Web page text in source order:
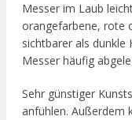
Messer im Laub
orangefarbene, rote
sichtbarer als dunkle
Messer häufig
Sehr günstiger
anfühlen. Außerdem